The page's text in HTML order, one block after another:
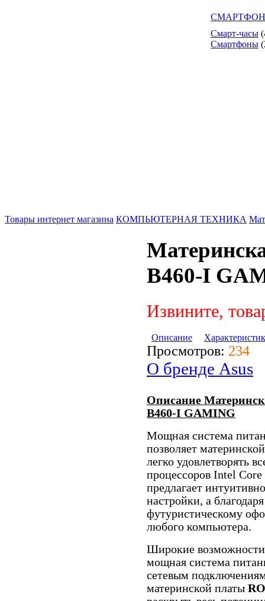
Смарт-часы
Смартфоны
Товары интернет магазина КОМПЬЮТЕРНАЯ ТЕХНИКА
B460-I
Извините,
Описание
Просмотров: 234
О бренде Asus
Описание
B460-I GAMING
Мощная система
позволяет
легко удовлетворять
процессоров Intel
предлагает
настройки, а
футуристическому
любого компьютера.
Широкие
мощная система
сетевым
материнской платы